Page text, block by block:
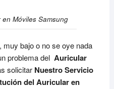
Móviles Samsung
bajo o no se oye nada
problema del Auricular
solicitar Nuestro Servicio
del Auricular en